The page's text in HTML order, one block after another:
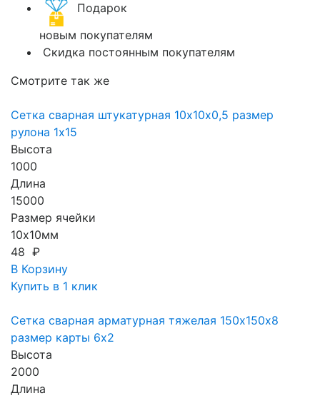
Подарок
новым покупателям
Скидка постоянным покупателям
Смотрите так же
Сетка сварная штукатурная 10х10х0,5 размер
рулона 1х15
Высота
1000
Длина
15000
Размер ячейки
10х10мм
48 ₽
В Корзину
Купить в 1 клик
Сетка сварная арматурная тяжелая 150х150х8
размер карты 6х2
Высота
2000
Длина